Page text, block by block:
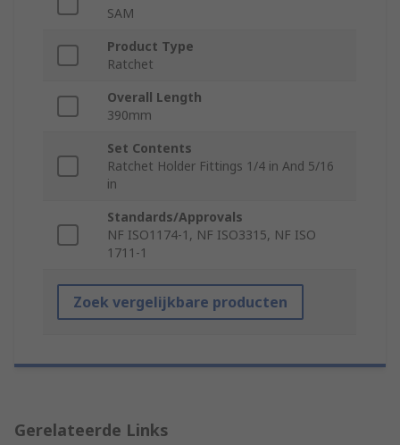
SAM
Product Type
Ratchet
Overall Length
390mm
Set Contents
Ratchet Holder Fittings 1/4 in And 5/16
in
Standards/Approvals
NF ISO1174-1, NF ISO3315, NF ISO
1711-1
Zoek vergelijkbare producten
Gerelateerde Links